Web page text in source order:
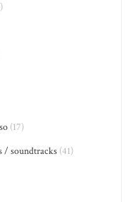
(17)
/ soundtracks(41)